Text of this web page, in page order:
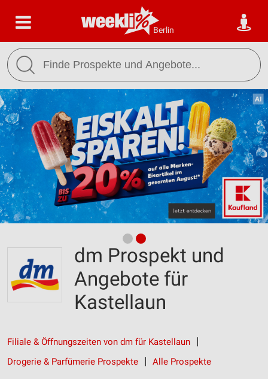
Berlin
dm Prospekt und
Angebote für
Kastellaun
Filiale & Öffnungszeiten von dm für Kastellaun
Drogerie & Parfümerie Prospekte
Alle Prospekte